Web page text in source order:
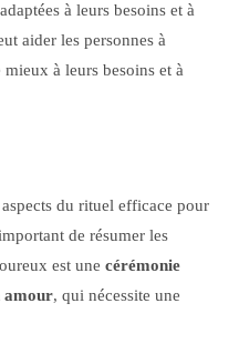
à leurs besoins et à
aider les personnes à
à leurs besoins et à
du rituel efficace pour
de résumer les
est unecérémonie
amour, qui nécessite une